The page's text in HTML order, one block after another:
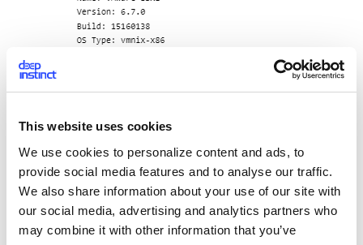
This website uses cookies
We use cookies to personalize content and ads, to
provide social media features and to analyse our traffic.
We also share information about your use of our site with
our social media, advertising and analytics partners who
may combine it with other information that you’ve
以上の被害者のうち、わずか数人しかいないようで
この数の少なさは、ESXiのバックアップというベス
トプラクティスが、企業の支払い回避に役立ったた
めだと考えています。さらに、CISAは暗号化された
仮想マシンを復元するツールを公開しました。